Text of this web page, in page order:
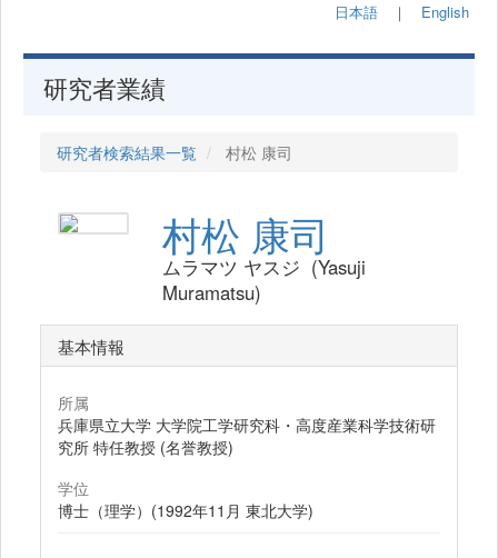
日本語 ｜ English
研究者業績
研究者検索結果一覧 村松 康司
村松 康司
ムラマツ ヤスジ (Yasuji
Muramatsu)
基本情報
所属
兵庫県立大学 大学院工学研究科・高度産業科学技術研
究所 特任教授 (名誉教授)
学位
博士（理学）(1992年11月 東北大学)